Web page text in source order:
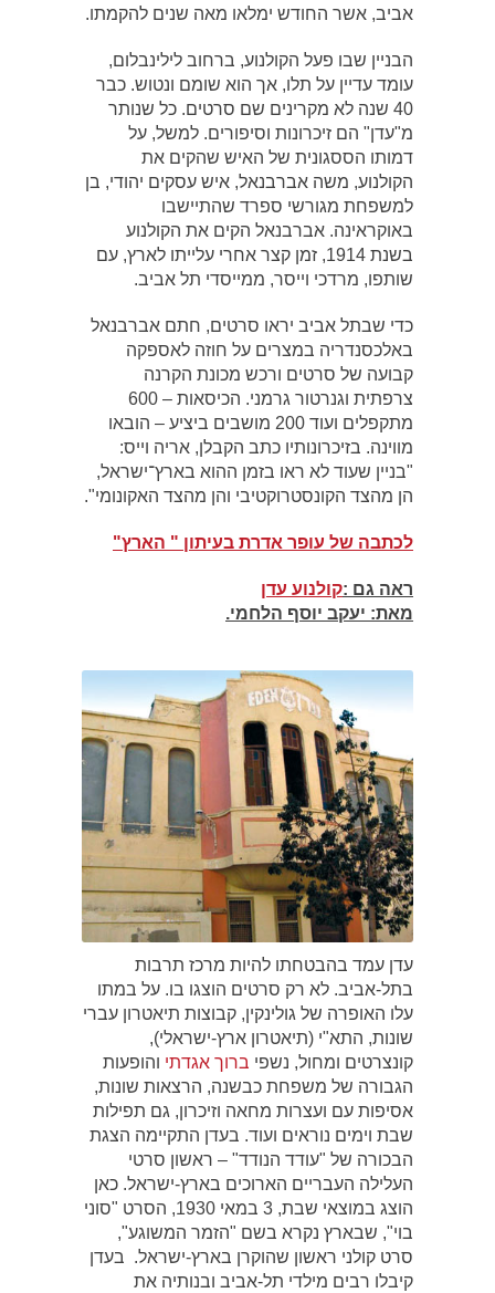
אביב, אשר החודש ימלאו מאה שנים להקמתו.
הבניין שבו פעל הקולנוע, ברחוב לילינבלום,
עומד עדיין על תלו, אך הוא שומם ונטוש. כבר
40 שנה לא מקרינים שם סרטים. כל שנותר
מ"עדן" הם זיכרונות וסיפורים. למשל, על
דמותו הססגונית של האיש שהקים את
הקולנוע, משה אברבנאל, איש עסקים יהודי, בן
למשפחת מגורשי ספרד שהתיישבו
באוקראינה. אברבנאל הקים את הקולנוע
בשנת 1914, זמן קצר אחרי עלייתו לארץ, עם
שותפו, מרדכי וייסר, ממייסדי תל אביב.
כדי שבתל אביב יראו סרטים, חתם אברבנאל
באלכסנדריה במצרים על חוזה לאספקה
קבועה של סרטים ורכש מכונת הקרנה
צרפתית וגנרטור גרמני. הכיסאות – 600
מתקפלים ועוד 200 מושבים ביציע – הובאו
מווינה. בזיכרונותיו כתב הקבלן, אריה וייס:
"בניין שעוד לא ראו בזמן ההוא בארץ־ישראל,
הן מהצד הקונסטרוקטיבי והן מהצד האקונומי".
לכתבה של עופר אדרת בעיתון " הארץ"
ראה גם :קולנוע עדן
מאת: יעקב יוסף הלחמי.
עדן עמד בהבטחתו להיות מרכז תרבות
בתל-אביב. לא רק סרטים הוצגו בו. על במתו
עלו האופרה של גולינקין, קבוצות תיאטרון עברי
שונות, התא"י (תיאטרון ארץ-ישראלי),
קונצרטים ומחול, נשפי ברוך אגדתי והופעות
הגבורה של משפחת כבשנה, הרצאות שונות,
אסיפות עם ועצרות מחאה וזיכרון, גם תפילות
שבת וימים נוראים ועוד. בעדן התקיימה הצגת
הבכורה של "עודד הנודד" – ראשון סרטי
העלילה העבריים הארוכים בארץ-ישראל. כאן
הוצג במוצאי שבת, 3 במאי 1930, הסרט "סוני
בוי", שבארץ נקרא בשם "הזמר המשוגע",
סרט קולני ראשון שהוקרן בארץ-ישראל. בעדן
קיבלו רבים מילדי תל-אביב ובנותיה את